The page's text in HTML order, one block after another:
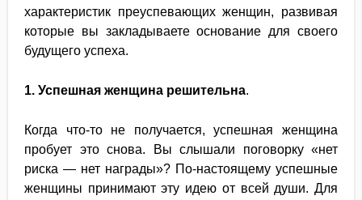
характеристик преуспевающих женщин, развивая
которые вы закладываете основание для своего
будущего успеха.
1. Успешная женщина решительна.
Когда что-то не получается, успешная женщина
пробует это снова. Вы слышали поговорку «нет
риска — нет награды»? По-настоящему успешные
женщины принимают эту идею от всей души. Для